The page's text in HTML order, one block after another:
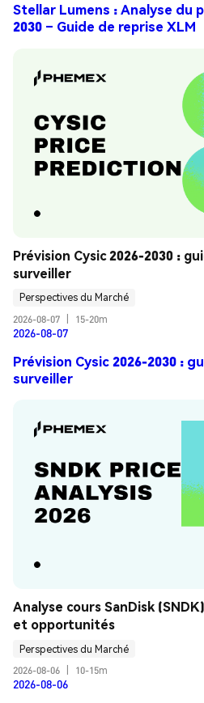
Stellar Lumens : Analyse du
2030 – Guide de reprise XLM
Prévision Cysic 2026-2030 :
surveiller
Perspectives du Marché
2026-08-07
15-20m
2026-08-07
Prévision Cysic 2026-2030 :
surveiller
Analyse cours SanDisk
et opportunités
Perspectives du Marché
2026-08-06
10-15m
2026-08-06